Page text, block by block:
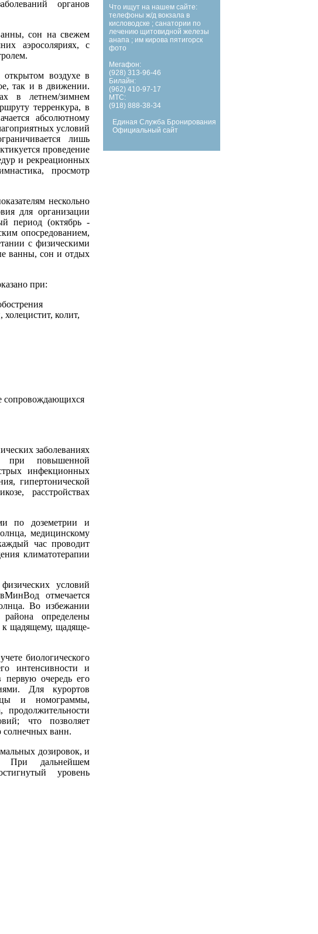
органов
сон на свежем
аэросоляриях, с
воздухе в
так и в движении.
в летнем/зимнем
терренкура, в
абсолютному
условий
лишь
проведение
и рекреационных
просмотр
нескольно
для организации
период (октябрь -
опосредованием,
с физическими
ванны, сон и отдых
при:
колит,
сопровождающихся
заболеваниях
при повышенной
инфекционных
гипертонической
расстройствах
по доземетрии и
медицинскому
час проводит
климатотерапии
условий
отмечается
Во избежании
определены
к щадящему, щадяще-
биологического
интенсивности и
первую очередь его
Для курортов
и номограммы,
что позволяет
солнечных ванн.
дозировок, и
При дальнейшем
уровень
Что ищут на нашем сайте:
телефоны ж/д вокзала в
кисловодске ; санатории по
лечению щитовидной железы
анапа ; им кирова пятигорск
фото
Мегафон:
(928) 313-96-46
Билайн:
(962) 410-97-17
МТС:
(918) 888-38-34
Единая Служба Бронирования
Официальный сайт